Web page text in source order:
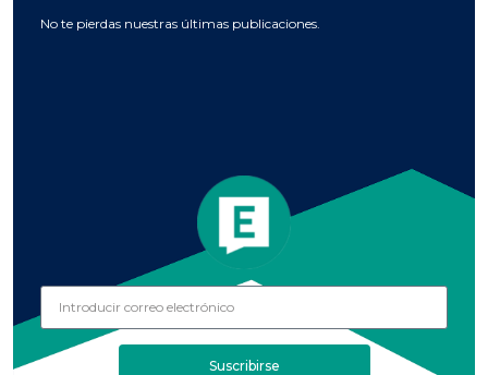
No te pierdas nuestras últimas publicaciones.
Suscribirse